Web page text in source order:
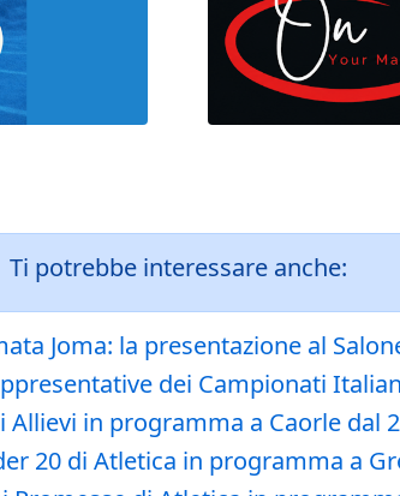
Ti potrebbe interessare anche:
Joma: la presentazione al
dei Campionati
in programma a Caorle dal
20 di Atletica in programma a